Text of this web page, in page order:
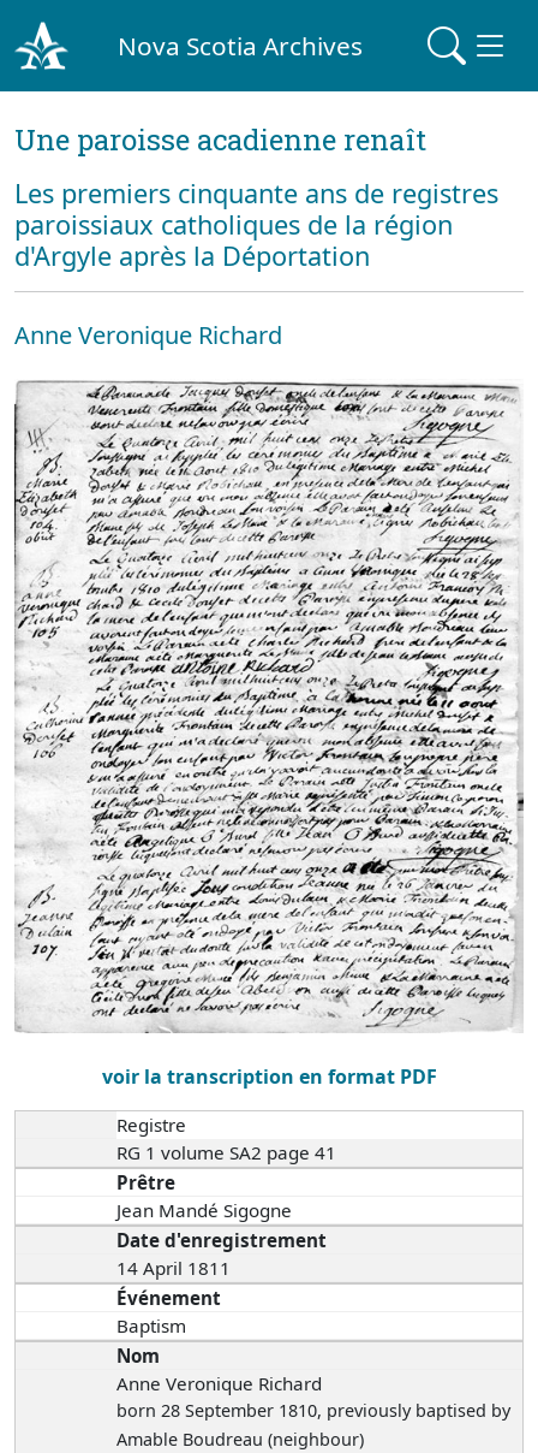
Nova Scotia Archives
Une paroisse acadienne renaît
Les premiers cinquante ans de registres
paroissiaux catholiques de la région
d'Argyle après la Déportation
Anne Veronique Richard
voir la transcription en format PDF
Registre
RG 1 volume SA2 page 41
Prêtre
Jean Mandé Sigogne
Date d'enregistrement
14 April 1811
Événement
Baptism
Nom
Anne Veronique Richard
born 28 September 1810, previously baptised by
Amable Boudreau (neighbour)